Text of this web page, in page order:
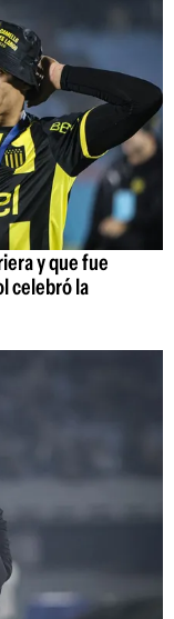
y que fue
celebró la